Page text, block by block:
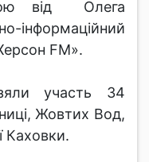
від Олега
інформаційний
FM».
участь 34
Жовтих Вод,
Каховки.